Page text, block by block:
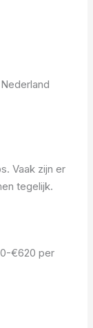
Vaak zijn er
tegelijk.
€620 per